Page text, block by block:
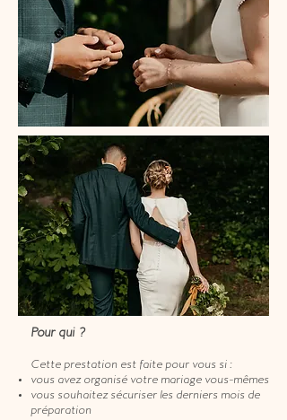
Pour qui ?
Cette prestation est faite pour vous si :
vous avez organisé votre mariage vous-mêmes
vous souhaitez sécuriser les derniers mois de
préparation